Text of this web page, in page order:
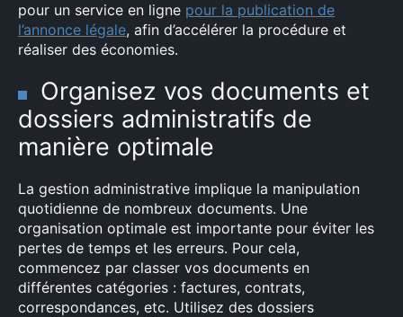
pour un service en ligne pour la publication de
l’annonce légale, afin d’accélérer la procédure et
réaliser des économies.
Organisez vos documents et
dossiers administratifs de
manière optimale
La gestion administrative implique la manipulation
quotidienne de nombreux documents. Une
organisation optimale est importante pour éviter les
pertes de temps et les erreurs. Pour cela,
commencez par classer vos documents en
différentes catégories : factures, contrats,
correspondances, etc. Utilisez des dossiers